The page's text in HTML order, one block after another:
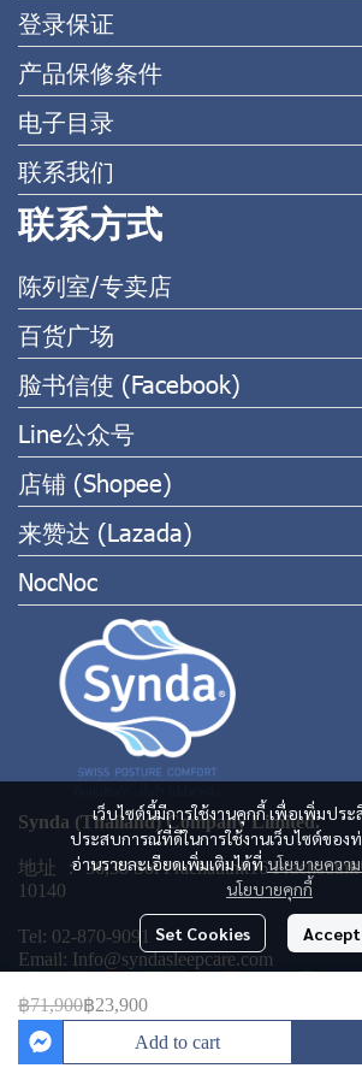
฿71,900฿23,900
Add to cart
เว็บไซต์นี้มีการใช้งานคุกกี้ เพื่อเพิ่มปร
ประสบการณ์ที่ดีในการใช้งานเว็บไซต์ของ
อ่านรายละเอียดเพิ่มเติมได้ที่นโยบายควา
นโยบายคุกกี้
Set Cookies
登录保证
产品保修条件
电子目录
联系我们
联系方式
陈列室/专卖店
百货广场
脸书信使 (Facebook)
Line公众号
店铺 (Shopee)
来赞达 (Lazada)
NocNoc
Synda (Thailand) Company Limited.
地址 ： 36,38 Soi Prachauthit16 Prachauthit
10140
Tel: 02-870-9091
Email: Info@syndasleepcare.com
Copyright 2023 | All Rights Reserved |